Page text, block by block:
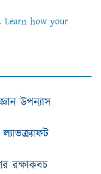
Learn how your
উপন্যাস
রক্ষাকবচ